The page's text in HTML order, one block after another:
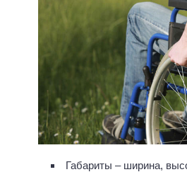
Габариты – ширина,